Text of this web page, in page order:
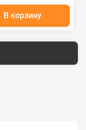
В корзину